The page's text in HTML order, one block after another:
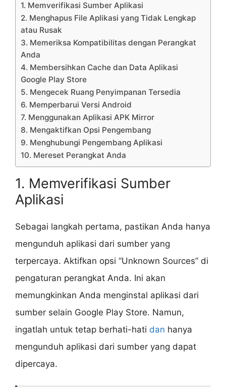
1. Memverifikasi Sumber Aplikasi
2. Menghapus File Aplikasi yang Tidak Lengkap
atau Rusak
3. Memeriksa Kompatibilitas dengan Perangkat
Anda
4. Membersihkan Cache dan Data Aplikasi
Google Play Store
5. Mengecek Ruang Penyimpanan Tersedia
6. Memperbarui Versi Android
7. Menggunakan Aplikasi APK Mirror
8. Mengaktifkan Opsi Pengembang
9. Menghubungi Pengembang Aplikasi
10. Mereset Perangkat Anda
1. Memverifikasi Sumber
Aplikasi
Sebagai langkah pertama, pastikan Anda hanya
mengunduh aplikasi dari sumber yang
terpercaya. Aktifkan opsi “Unknown Sources” di
pengaturan perangkat Anda. Ini akan
memungkinkan Anda menginstal aplikasi dari
sumber selain Google Play Store. Namun,
ingatlah untuk tetap berhati-hati dan hanya
mengunduh aplikasi dari sumber yang dapat
dipercaya.